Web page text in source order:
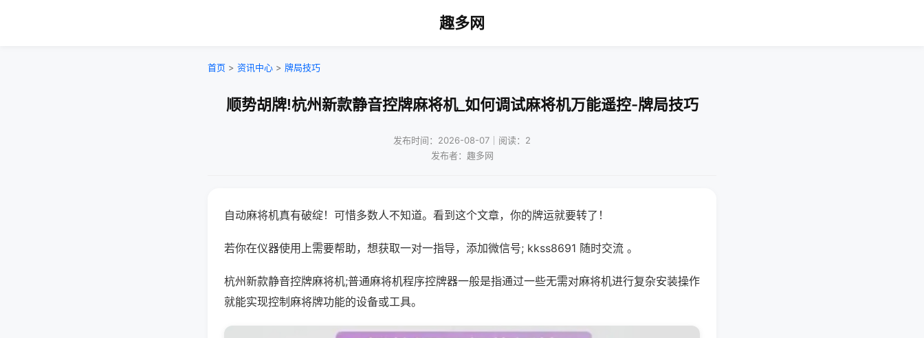
趣多网
首页 > 资讯中心 > 牌局技巧
顺势胡牌!杭州新款静音控牌麻将机_如何调试麻将机万能遥控-牌局技巧
发布时间：2026-08-07｜阅读：2
发布者：趣多网
自动麻将机真有破绽！可惜多数人不知道。看到这个文章，你的牌运就要转了！
若你在仪器使用上需要帮助，想获取一对一指导，添加微信号; kkss8691 随时交流 。
杭州新款静音控牌麻将机;普通麻将机程序控牌器一般是指通过一些无需对麻将机进行复杂安装操作
就能实现控制麻将牌功能的设备或工具。